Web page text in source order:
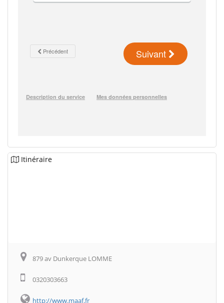
Itinéraire
879 av Dunkerque LOMME
0320303663
http://www.maaf.fr